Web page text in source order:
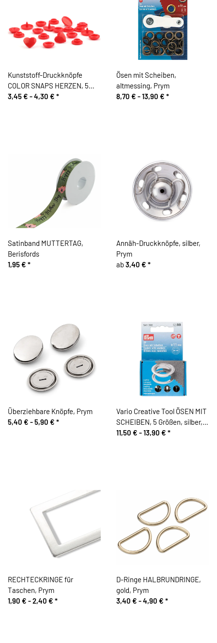
Kunststoff-Druckknöpfe
COLOR SNAPS HERZEN, 5
Farben
3,45 € -4,30 € *
Ösen mit Scheiben,
altmessing, Prym
8,70 € -13,90 € *
Satinband MUTTERTAG,
Berisfords
1,95 € *
Annäh-Druckknöpfe, silber,
Prym
ab3,40 € *
Überziehbare Knöpfe, Prym
5,40 € -5,90 € *
Vario Creative Tool ÖSEN MIT
SCHEIBEN, 5 Größen, silber,
Prym
11,50 € -13,90 € *
RECHTECKRINGE für
Taschen, Prym
1,90 € -2,40 € *
D-Ringe HALBRUNDRINGE,
gold, Prym
3,40 € -4,90 € *